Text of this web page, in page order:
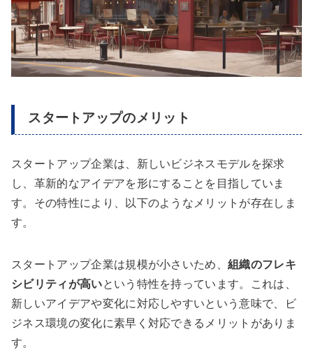
スタートアップのメリット
スタートアップ企業は、新しいビジネスモデルを探求
し、革新的なアイデアを形にすることを目指していま
す。その特性により、以下のようなメリットが存在しま
す。
スタートアップ企業は規模が小さいため、組織のフレキ
シビリティが高いという特性を持っています。これは、
新しいアイデアや変化に対応しやすいという意味で、ビ
ジネス環境の変化に素早く対応できるメリットがありま
す。